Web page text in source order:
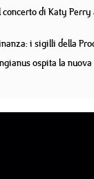
di Katy Perry
i sigilli della
ospita la